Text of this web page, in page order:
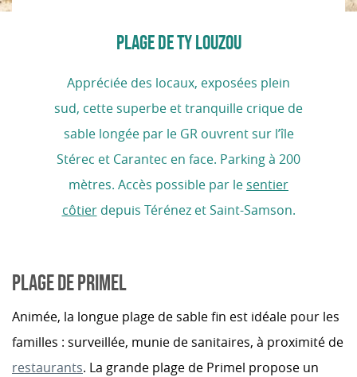
PLAGE DE TY LOUZOU
Appréciée des locaux, exposées plein
sud, cette superbe et tranquille crique de
sable longée par le GR ouvrent sur l’île
Stérec et Carantec en face. Parking à 200
mètres. Accès possible par le sentier
côtierdepuis Térénez et Saint-Samson.
PLAGE DE PRIMEL
Animée, la longue plage de sable fin est idéale pour les
familles : surveillée, munie de sanitaires, à proximité de
restaurants. La grande plage de Primel propose un